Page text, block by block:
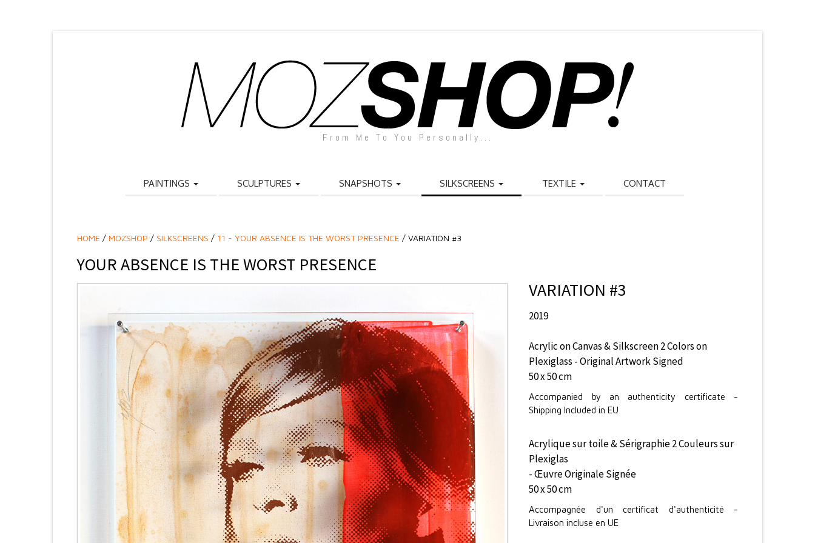
From Me To You Personally...
PAINTINGS SCULPTURES SNAPSHOTS SILKSCREENS TEXTILE CONTACT
HOME / MOZSHOP / SILKSCREENS / 11 - YOUR ABSENCE IS THE WORST PRESENCE / VARIATION #3
YOUR ABSENCE IS THE WORST PRESENCE
VARIATION #3
2019
Acrylic on Canvas & Silkscreen 2 Colors on
Plexiglass - Original Artwork Signed
50 x 50 cm
Accompanied by an authenticity certificate -
Shipping Included in EU
Acrylique sur toile & Sérigraphie 2 Couleurs sur
Plexiglas
- Œuvre Originale Signée
50 x 50 cm
Accompagnée d'un certificat d'authenticité -
Livraison incluse en UE